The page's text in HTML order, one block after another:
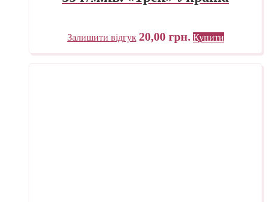
Залишити відгук 20,00 грн. Купити